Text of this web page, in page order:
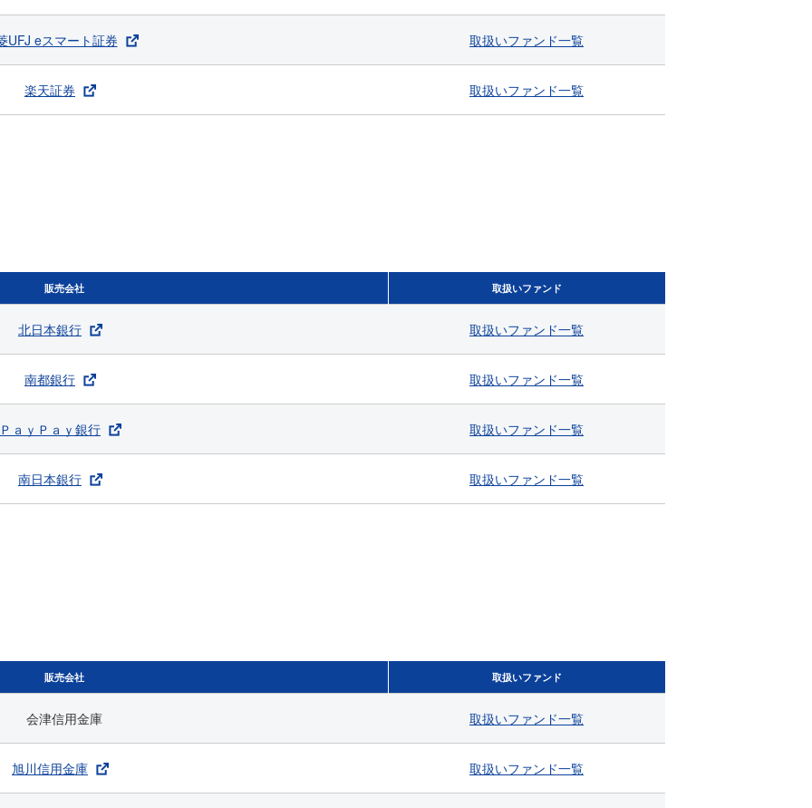
UFJ eスマート証券 取扱いファンド一覧
楽天証券 取扱いファンド一覧
販売会社 取扱いファンド
北日本銀行 取扱いファンド一覧
南都銀行 取扱いファンド一覧
ＰａｙＰａｙ銀行 取扱いファンド一覧
南日本銀行 取扱いファンド一覧
販売会社 取扱いファンド
会津信用金庫 取扱いファンド一覧
旭川信用金庫 取扱いファンド一覧